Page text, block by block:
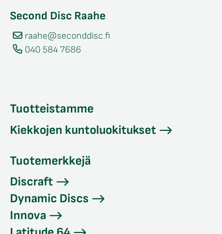
Second Disc Raahe
raahe@seconddisc.fi
040 584 7686
Tuotteistamme
Kiekkojen kuntoluokitukset
Tuotemerkkejä
Discraft
Dynamic Discs
Innova